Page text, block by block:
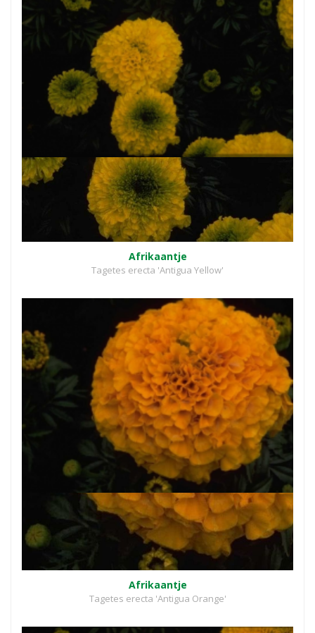
Afrikaantje
Tagetes erecta 'Antigua Yellow'
Afrikaantje
Tagetes erecta 'Antigua Orange'